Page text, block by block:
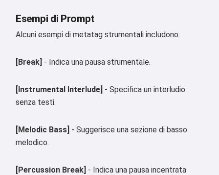
Esempi di Prompt
Alcuni esempi di metatag strumentali includono:
[Break] - Indica una pausa strumentale.
[Instrumental Interlude] - Specifica un interludio
senza testi.
[Melodic Bass] - Suggerisce una sezione di basso
melodico.
[Percussion Break] - Indica una pausa incentrata